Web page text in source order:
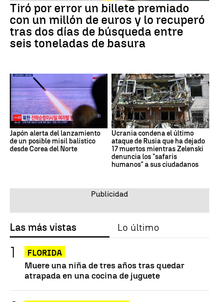
Tiró por error un billete premiado
con un millón de euros y lo recuperó
tras dos días de búsqueda entre
seis toneladas de basura
Japón alerta del lanzamiento
de un posible misil balístico
desde Corea del Norte
Ucrania condena el último
ataque de Rusia que ha dejado
17 muertos mientras Zelenski
denuncia los "safaris
humanos" a sus ciudadanos
Las más vistas Lo último
FLORIDA
Muere una niña de tres años tras quedar
atrapada en una cocina de juguete